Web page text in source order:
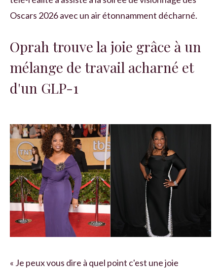
Oscars 2026 avec un air étonnamment décharné.
Oprah trouve la joie grâce à un
mélange de travail acharné et
d'un GLP-1
« Je peux vous dire à quel point c'est une joie